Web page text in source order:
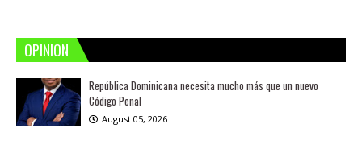
OPINION
República Dominicana necesita mucho más que un nuevo
Código Penal
August 05, 2026